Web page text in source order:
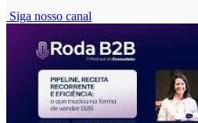
Siga nosso canal